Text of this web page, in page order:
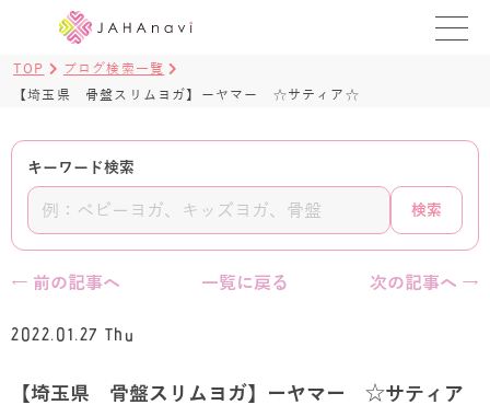
レッスンを探す
BLOG
ヨガ資格講座 ›
TOP
ブログ検索一覧
【埼玉県 骨盤スリムヨガ】ーヤマー ☆サティア☆
キーワード検索
検索
← 前の記事へ 一覧に戻る 次の記事へ →
2022.01.27 Thu
【埼玉県 骨盤スリムヨガ】ーヤマー ☆サティア